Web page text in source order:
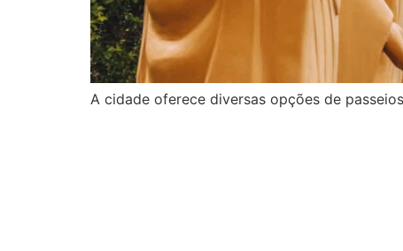
A cidade oferece diversas opções de